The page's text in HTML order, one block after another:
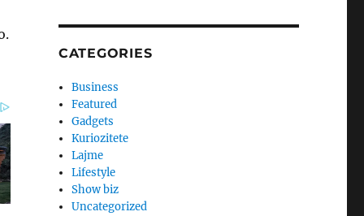
CATEGORIES
Business
Featured
Gadgets
Kuriozitete
Lajme
Lifestyle
Show biz
Uncategorized